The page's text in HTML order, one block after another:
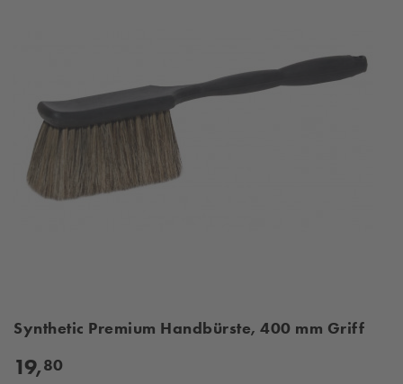
Synthetic Premium Handbürste, 400 mm Griff
19,80